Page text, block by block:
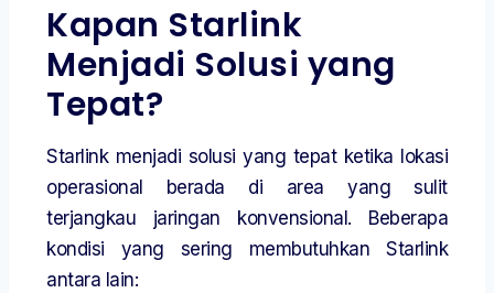
Kapan Starlink
Menjadi Solusi yang
Tepat?
Starlink menjadi solusi yang tepat ketika lokasi
operasional berada di area yang sulit
terjangkau jaringan konvensional. Beberapa
kondisi yang sering membutuhkan Starlink
antara lain: